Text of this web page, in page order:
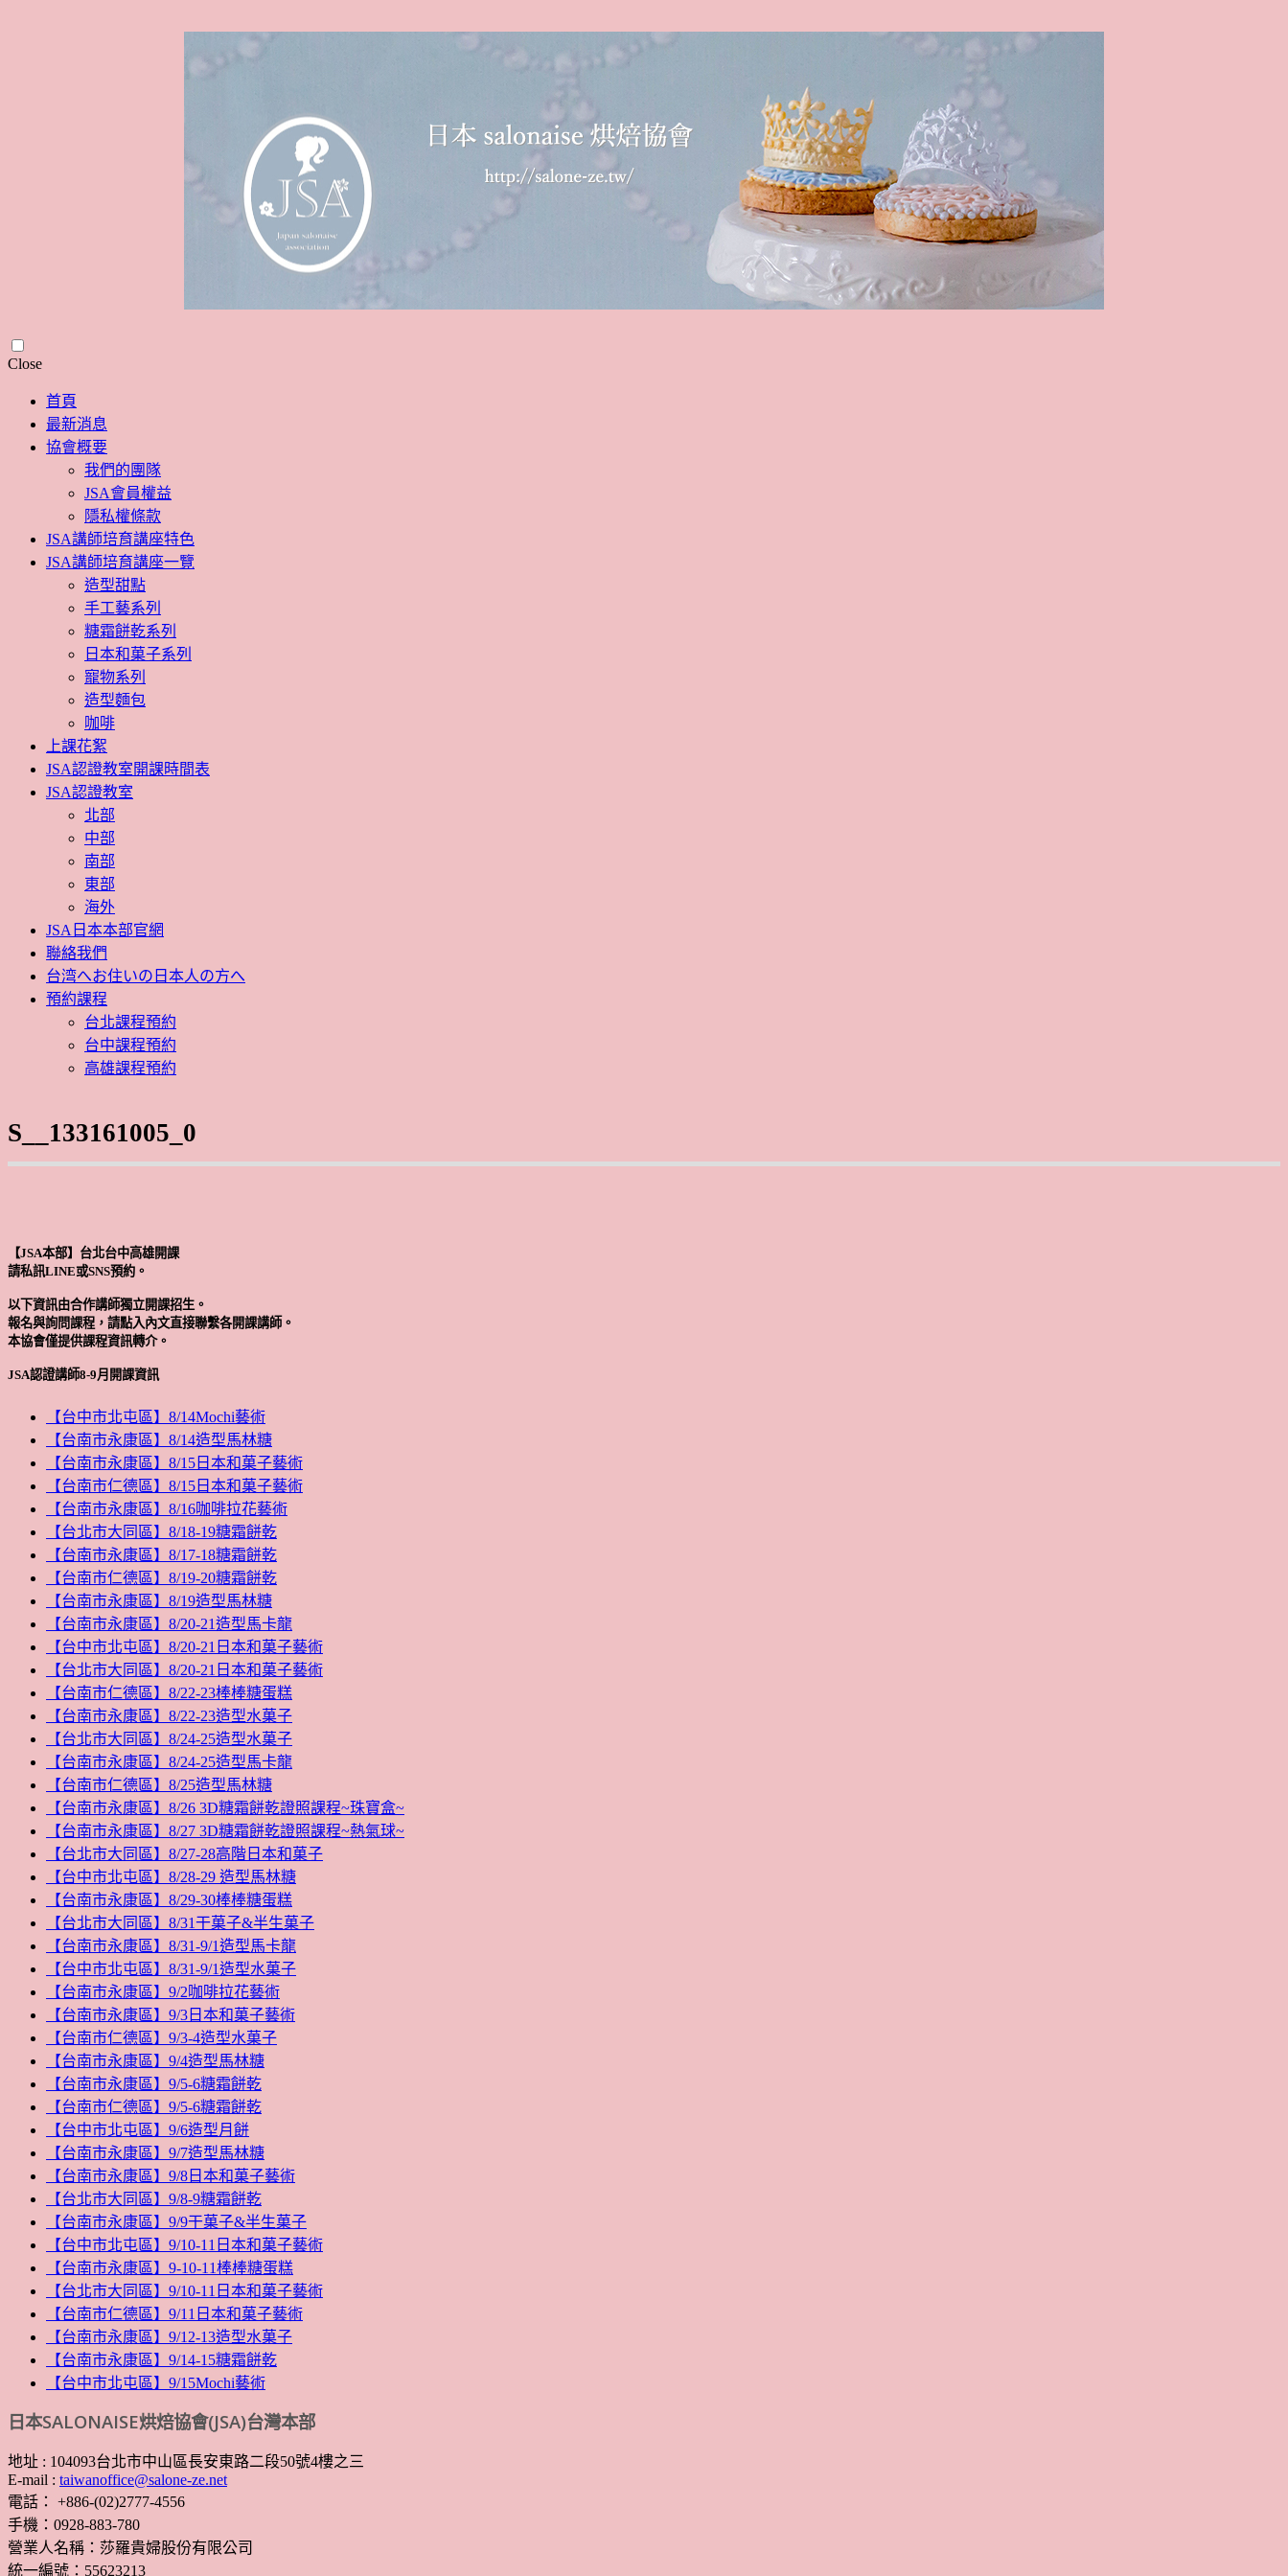
CloseSkip
content
首頁
最新消息
協會概要
我們的團隊
JSA會員權益
隱私權條款
JSA講師培育講座特色
JSA講師培育講座一覽
造型甜點
手工藝系列
糖霜餅乾系列
日本和菓子系列
寵物系列
造型麵包
咖啡
上課花絮
JSA認證教室開課時間表
JSA認證教室
北部
中部
南部
東部
海外
JSA日本本部官網
聯絡我們
台湾へお住いの日本人の方へ
預約課程
台北課程預約
台中課程預約
高雄課程預約
S__133161005_0
【JSA本部】台北台中高雄開課
請私訊LINE或SNS預約。
以下資訊由合作講師獨立開課招生。
報名與詢問課程，請點入內文直接聯繫各開課講師。
本協會僅提供課程資訊轉介。
JSA認證講師8-9月開課資訊
【台中市北屯區】8/14Mochi藝術
【台南市永康區】8/14造型馬林糖
【台南市永康區】8/15日本和菓子藝術
【台南市仁德區】8/15日本和菓子藝術
【台南市永康區】8/16咖啡拉花藝術
【台北市大同區】8/18-19糖霜餅乾
【台南市永康區】8/17-18糖霜餅乾
【台南市仁德區】8/19-20糖霜餅乾
【台南市永康區】8/19造型馬林糖
【台南市永康區】8/20-21造型馬卡龍
【台中市北屯區】8/20-21日本和菓子藝術
【台北市大同區】8/20-21日本和菓子藝術
【台南市仁德區】8/22-23棒棒糖蛋糕
【台南市永康區】8/22-23造型水菓子
【台北市大同區】8/24-25造型水菓子
【台南市永康區】8/24-25造型馬卡龍
【台南市仁德區】8/25造型馬林糖
【台南市永康區】8/26 3D糖霜餅乾證照課程~珠寶盒~
【台南市永康區】8/27 3D糖霜餅乾證照課程~熱氣球~
【台北市大同區】8/27-28高階日本和菓子
【台中市北屯區】8/28-29 造型馬林糖
【台南市永康區】8/29-30棒棒糖蛋糕
【台北市大同區】8/31干菓子&半生菓子
【台南市永康區】8/31-9/1造型馬卡龍
【台中市北屯區】8/31-9/1造型水菓子
【台南市永康區】9/2咖啡拉花藝術
【台南市永康區】9/3日本和菓子藝術
【台南市仁德區】9/3-4造型水菓子
【台南市永康區】9/4造型馬林糖
【台南市永康區】9/5-6糖霜餅乾
【台南市仁德區】9/5-6糖霜餅乾
【台中市北屯區】9/6造型月餅
【台南市永康區】9/7造型馬林糖
【台南市永康區】9/8日本和菓子藝術
【台北市大同區】9/8-9糖霜餅乾
【台南市永康區】9/9干菓子&半生菓子
【台中市北屯區】9/10-11日本和菓子藝術
【台南市永康區】9-10-11棒棒糖蛋糕
【台北市大同區】9/10-11日本和菓子藝術
【台南市仁德區】9/11日本和菓子藝術
【台南市永康區】9/12-13造型水菓子
【台南市永康區】9/14-15糖霜餅乾
【台中市北屯區】9/15Mochi藝術
日本SALONAISE烘焙協會(JSA)台灣本部
地址 : 104093台北市中山區長安東路二段50號4樓之三
E-mail : taiwanoffice@salone-ze.net
電話： +886-(02)2777-4556
手機：0928-883-780
營業人名稱：莎羅貴婦股份有限公司
統一編號：55623213